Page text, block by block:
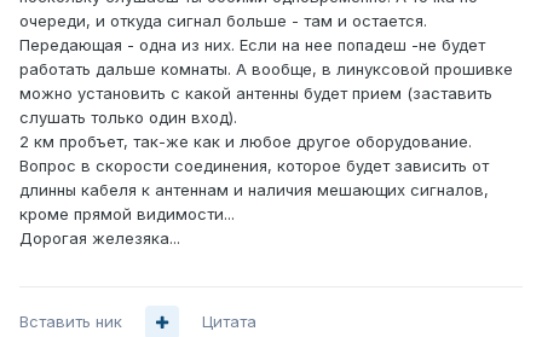
очереди, и откуда сигнал больше - там и остается.
Передающая - одна из них. Если на нее попадеш -не будет
работать дальше комнаты. А вообще, в линуксовой прошивке
можно установить с какой антенны будет прием (заставить
слушать только один вход).
2 км пробъет, так-же как и любое другое оборудование.
Вопрос в скорости соединения, которое будет зависить от
длинны кабеля к антеннам и наличия мешающих сигналов,
кроме прямой видимости...
Дорогая железяка...
Вставить ник Цитата